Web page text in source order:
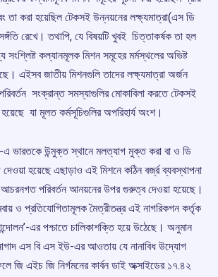
করা হয়েছিল টেকসই উন্নয়নের লক্ষ্যমাত্রা(এস ডি
রেখে। তথাপি, যে বিষয়টি খুবই চিত্তাকর্ষক তা হল
কল্যানমূলক মিশন সমূহের মর্মস্থলের অভিষ্ট
এইসব জাতীয় মিশনগুলি তাদের লক্ষ্যমাত্রা অর্জন
সংক্রান্ত সমস্যাগুলির মোকাবিলা করতে টেকসই
যা মূলত কর্মসূচিগুলির অপরিহার্য অংশ।
ভারতকে উন্মুক্ত স্থানে মলত্যাগ মুক্ত করা বা ও ডি
হয়েছে এছাড়াও এই মিশনে কঠিন বর্জ্র ব্যবস্থাপনা
আচরনগত পরিবর্তন আনয়নের উপর গুরুত্ব দেওয়া হয়েছে।
ও প্রতিযোগিতামূলক মৈত্রীতন্ত্র এই নাগরিকগন কর্তৃক
এর পশ্চাতে চালিকাশক্তি হয়ে উঠেছে। অনুমান
এস বি এস ইউ-এর আওতায় যে নানাবিধ উদ্যোগ
জি এইচ জি নির্গমনের কার্বন ডাই অক্সাইডের ১৭.৪২